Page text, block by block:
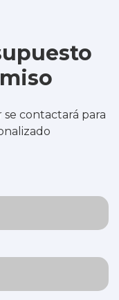
contactará para